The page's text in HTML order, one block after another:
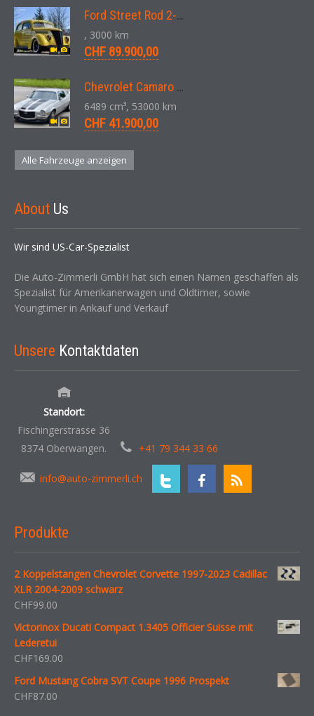
Ford Street Rod 2-Door V8 Aut. 1937
, 3000 km
CHF 89.900,00
Chevrolet Camaro SS 396 LS3 Coupe Aut. 1971
6489 cm³, 53000 km
CHF 41.900,00
Alle Fahrzeuge anzeigen
About Us
Wir sind US-Car-Spezialist
Die Auto-Zimmerli GmbH hat sich einen Namen geschaffen als
Spezialist für Amerikanerwagen und Oldtimer, sowie
Youngtimer in Ankauf und Verkauf
Unsere Kontaktdaten
Standort:
Fischingerstrasse 36
8374 Oberwangen.
+41 79 344 33 66
info@auto-zimmerli.ch
Produkte
2 Koppelstangen Chevrolet Corvette 1997-2023 Cadillac
XLR 2004-2009 schwarz
CHF99.00
Victorinox Ducati Compact 1.3405 Officier Suisse mit
Lederetui
CHF169.00
Ford Mustang Cobra SVT Coupe 1996 Prospekt
CHF87.00